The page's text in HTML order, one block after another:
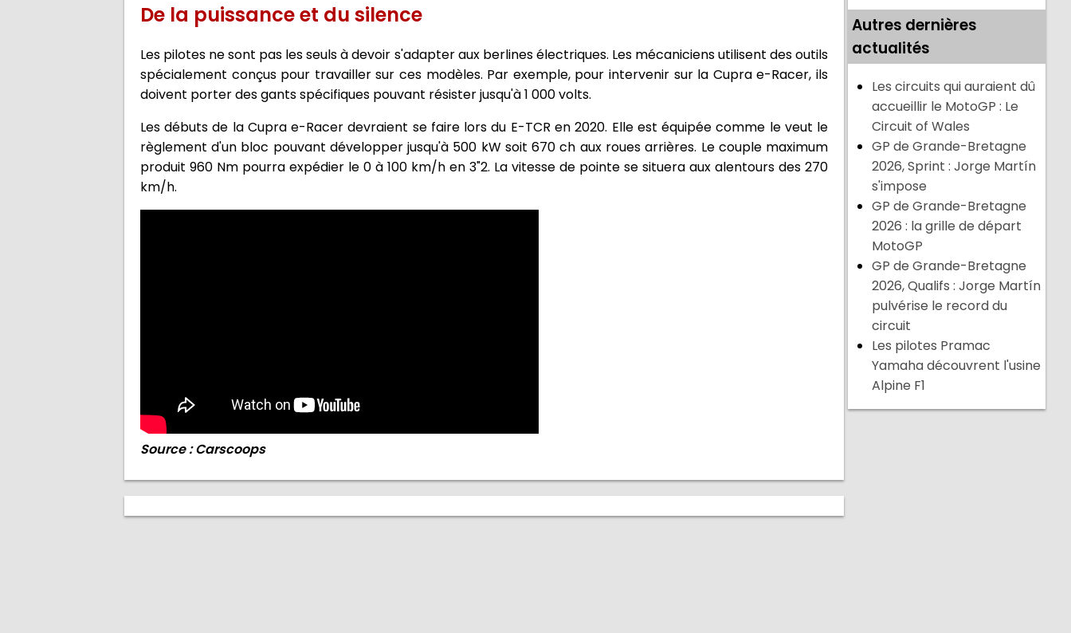
De la puissance et du silence
Les pilotes ne sont pas les seuls à devoir s'adapter aux berlines électriques. Les mécaniciens utilisent des outils
spécialement conçus pour travailler sur ces modèles. Par exemple, pour intervenir sur la Cupra e-Racer, ils
doivent porter des gants spécifiques pouvant résister jusqu'à 1 000 volts.
Les débuts de la Cupra e-Racer devraient se faire lors du E-TCR en 2020. Elle est équipée comme le veut le
règlement d'un bloc pouvant développer jusqu'à 500 kW soit 670 ch aux roues arrières. Le couple maximum
produit 960 Nm pourra expédier le 0 à 100 km/h en 3"2. La vitesse de pointe se situera aux alentours des 270
km/h.
Source : Carscoops
Autres dernières
actualités
Les circuits qui auraient dû
accueillir le MotoGP : Le
Circuit of Wales
GP de Grande-Bretagne
2026, Sprint : Jorge Martín
s'impose
GP de Grande-Bretagne
2026 : la grille de départ
MotoGP
GP de Grande-Bretagne
2026, Qualifs : Jorge Martín
pulvérise le record du
circuit
Les pilotes Pramac
Yamaha découvrent l'usine
Alpine F1